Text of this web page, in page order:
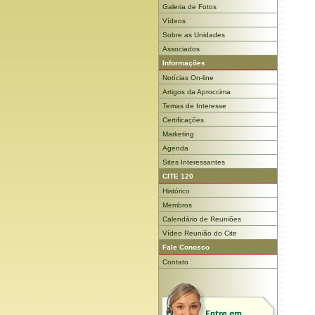
Galeria de Fotos
Vídeos
Sobre as Unidades
Associados
Informações
Notícias On-line
Artigos da Aproccima
Temas de Interesse
Certificações
Marketing
Agenda
Sites Interessantes
CITE 120
Histórico
Membros
Calendário de Reuniões
Vídeo Reunião do Cite
Fale Conosco
Contato